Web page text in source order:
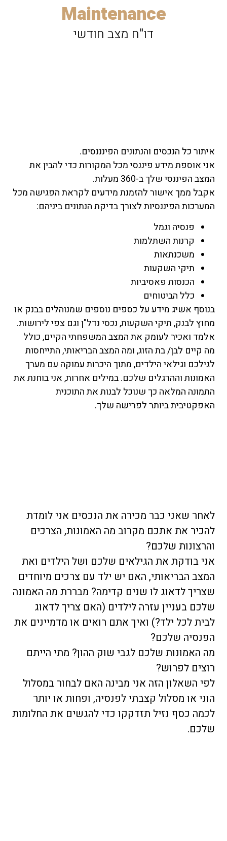
Maintenance
דו"ח מצב חודשי
איתור כל הנכסים והנתונים הפינננסים.
אני אוספת מידע פיננסי מכל המקורות כדי להבין את
המצב הפיננסי שלך ב-360 מעלות.
אקבל ממך אישור להזמנת מידעים לקראת הפגישה מכל
המערכות הפיננסיות לצורך בדיקת הנתונים ביניהם:
פנסיה וגמל
קרנות השתלמות
משכנתאות
תיקי השקעות
הכנסות פאסיביות
כלל הביטוחים
בנוסף אשיג מידע על כספים נוספים שמנוהלים בבנק או
מחוץ לבנק, תיקי השקעות, נכסי נדל"ן וגם צפי לירושות.
אלמד ואכיר לעומק את המצב המשפחתי הקיים, כולל
מה קיים לבן/ בת הזוג, ומה המצב הבריאותי, התייחסות
לגילכם וגילאי הילדים, מתוך היכרות עמוקה עם מערך
האמונות וההרגלים שלכם. במילים אחרות, אני בוחנת את
התמונה המלאה כך שנוכל לבנות את התוכנית
האפקטיבית ביותר לפרישה שלך.
לאחר שאני כבר מכירה את הנכסים אני לומדת
להכיר את אתכם מקרוב מה האמונות, הצרכים
והרצונות שלכם?
אני בודקת את הגילאים שלכם ושל הילדים ואת
המצב הבריאותי, האם יש ילד עם צרכים מיוחדים
שצריך לדאוג לו שנים קדימה? מבררת מה האמונה
שלכם בעניין עזרה לילדים (האם צריך לדאוג
לבית לכל ילד?) ואיך אתם רואים או מדמיינים את
הפנסיה שלכם?
מה האמונות שלכם לגבי שוק ההון? מתי הייתם
רוצים לפרוש?
לפי השאלון הזה אני מבינה האם לבחור במסלול
הוני או מסלול קצבתי לפנסיה, ופחות או יותר
לכמה כסף נזיל תזדקקו כדי להגשים את החלומות
שלכם.